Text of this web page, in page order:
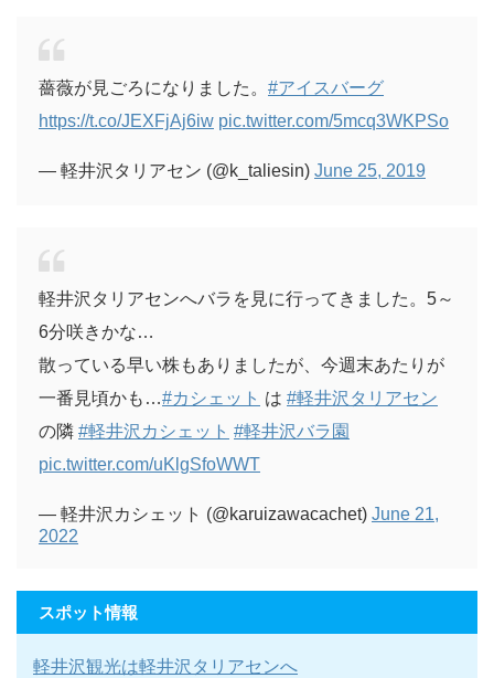
薔薇が見ごろになりました。 #アイスバーグ
https://t.co/JEXFjAj6iw pic.twitter.com/5mcq3WKPSo
— 軽井沢タリアセン (@k_taliesin) June 25, 2019
軽井沢タリアセンへバラを見に行ってきました。5～
6分咲きかな…
散っている早い株もありましたが、今週末あたりが
一番見頃かも…#カシェット は #軽井沢タリアセン
の隣 #軽井沢カシェット #軽井沢バラ園
pic.twitter.com/uKlgSfoWWT
— 軽井沢カシェット (@karuizawacachet) June 21,
2022
スポット情報
軽井沢観光は軽井沢タリアセンへ